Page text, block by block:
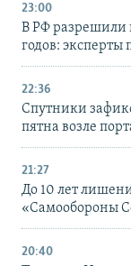
23:00
В РФ разрешили
годов: эксперты
22:36
Спутники
пятна возле
21:27
До 10 лет
«Самообороны
20:40